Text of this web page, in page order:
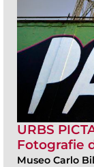
URBS
Fotografie
Museo Carlo